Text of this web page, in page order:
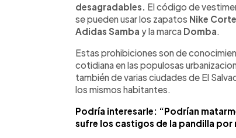
desagradables. El código de
se pueden usar los zapatos Nike
Adidas Samba y la marca Domba
Estas prohibiciones son de
cotidiana en las populosas
también de varias ciudades de El
los mismos habitantes.
Podría interesarle: “Podrían
sufre los castigos de la pandilla por